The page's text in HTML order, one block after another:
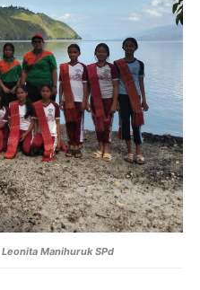
Leonita Manihuruk SPd